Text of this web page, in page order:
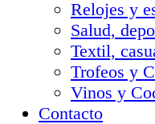
Relojes y
Salud,
Textil,
Trofeos y
Vinos y
Contacto